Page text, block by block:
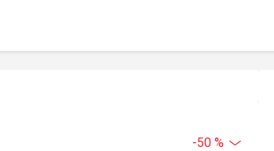
-50 %